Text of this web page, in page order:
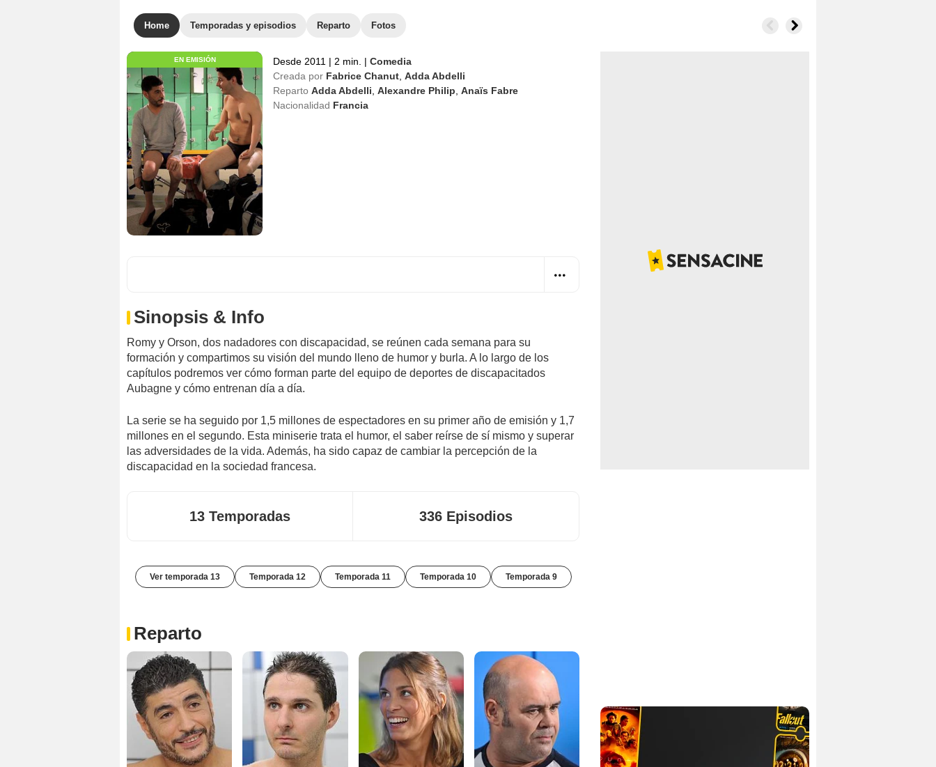
Home Temporadas y episodios Reparto Fotos
EN EMISIÓN Desde 2011 | 2 min. | Comedia
Creada por Fabrice Chanut Adda Abdelli
Reparto Adda Abdelli Alexandre Philip Anaïs Fabre
Nacionalidad Francia
Sinopsis & Info
Romy y Orson, dos nadadores con discapacidad, se reúnen cada semana para su
formación y compartimos su visión del mundo lleno de humor y burla. A lo largo de los
capítulos podremos ver cómo forman parte del equipo de deportes de discapacitados
Aubagne y cómo entrenan día a día.
La serie se ha seguido por 1,5 millones de espectadores en su primer año de emisión y 1,7
millones en el segundo. Esta miniserie trata el humor, el saber reírse de sí mismo y superar
las adversidades de la vida. Además, ha sido capaz de cambiar la percepción de la
discapacidad en la sociedad francesa.
13 Temporadas 336 Episodios
Ver temporada 13 Temporada 12 Temporada 11 Temporada 10 Temporada 9
Reparto